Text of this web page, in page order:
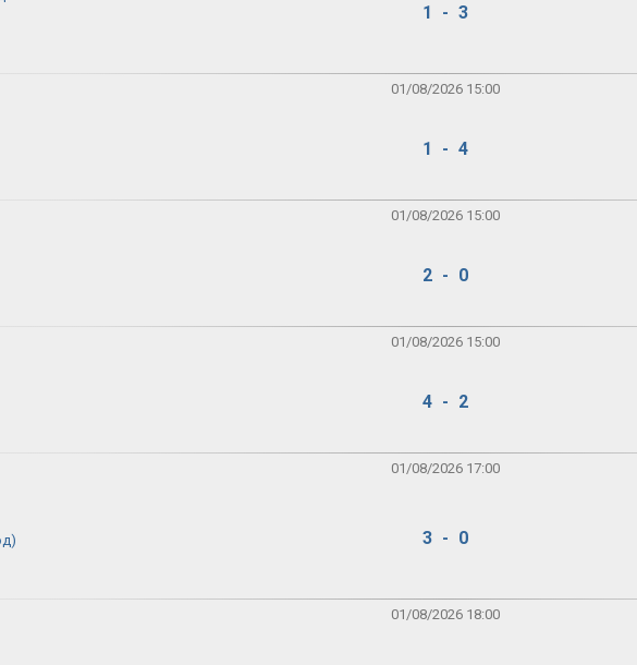
1 - 3
01/08/2026 15:00
1 - 4
01/08/2026 15:00
2 - 0
01/08/2026 15:00
4 - 2
01/08/2026 17:00
3 - 0
01/08/2026 18:00